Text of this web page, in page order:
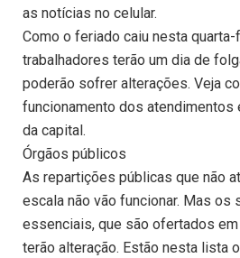
as notícias no celular.
Como o feriado caiu nesta
trabalhadores terão um dia de
poderão sofrer alterações. Veja
funcionamento dos
da capital.
Órgãos públicos
As repartições públicas que não
escala não vão funcionar. Mas
essenciais, que são ofertados
terão alteração. Estão nesta lista